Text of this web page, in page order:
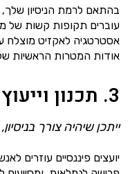
בהתאם לרמת הניסיון שלך,
עוברים תקופות קשות של
אסטרטגיה לאקזיט מוצלח
אודות המטרות הראשיות
3. תכנון וייעוץ פיננסי
ייתכן שיהיה צורך
יועצים פיננסיים עוזרים